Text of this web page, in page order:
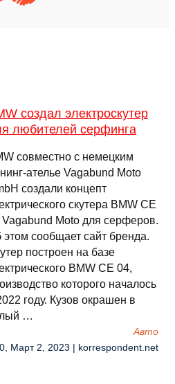
создал электроскутер
любителей серфинга
совместно с немецким
ателье Vagabund Moto
создали концепт
скутера BMW CE
Vagabund Moto для серферов.
этом сообщает сайт бренда.
построен на базе
BMW CE 04,
которого началось
году. Кузов окрашен в
…
Авто
Март 2, 2023 | korrespondent.net